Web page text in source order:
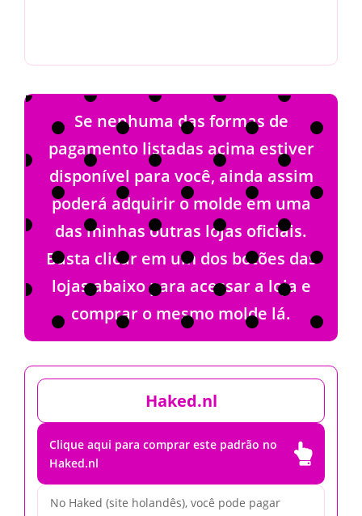
Se nenhuma das formas de
pagamento listadas acima estiver
disponível para você, ainda assim
poderá adquirir o molde em uma
das minhas outras lojas oficiais.
Basta clicar em um dos botões das
lojas abaixo para acessar a loja e
comprar o mesmo molde lá.
Haked.nl
Clique aqui para comprar este padrão no
Haked.nl

No Haked (site holandês), você pode pagar